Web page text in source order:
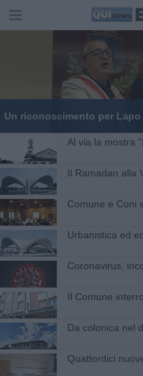
Un riconoscimento per
Al via la mostra
Il Ramadan alla
Comune e Coni
Urbanistica ed
Coronavirus,
Il Comune
Da colonica nel
Quattordici